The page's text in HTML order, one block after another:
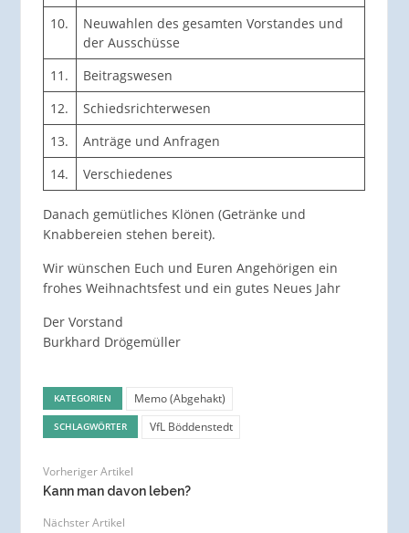
10.
Neuwahlen des gesamten Vorstandes und
der Ausschüsse
11.
Beitragswesen
12.
Schiedsrichterwesen
13.
Anträge und Anfragen
14.
Verschiedenes
Danach gemütliches Klönen (Getränke und
Knabbereien stehen bereit).
Wir wünschen Euch und Euren Angehörigen ein
frohes Weihnachtsfest und ein gutes Neues Jahr
Der Vorstand
Burkhard Drögemüller
KATEGORIEN Memo (Abgehakt)
SCHLAGWÖRTER VfL Böddenstedt
Vorheriger Artikel
Kann man davon leben?
Nächster Artikel